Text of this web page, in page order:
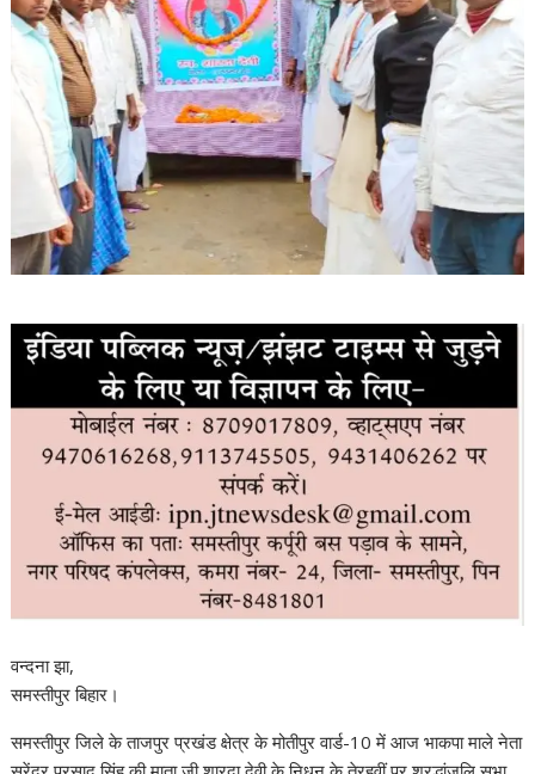
वन्दना झा,
समस्तीपुर बिहार।
समस्तीपुर जिले के ताजपुर प्रखंड क्षेत्र के मोतीपुर वार्ड-10 में आज भाकपा माले नेता